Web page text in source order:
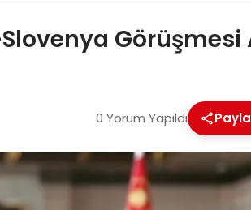
Görüşmesi
0 Yorum Yapıldı